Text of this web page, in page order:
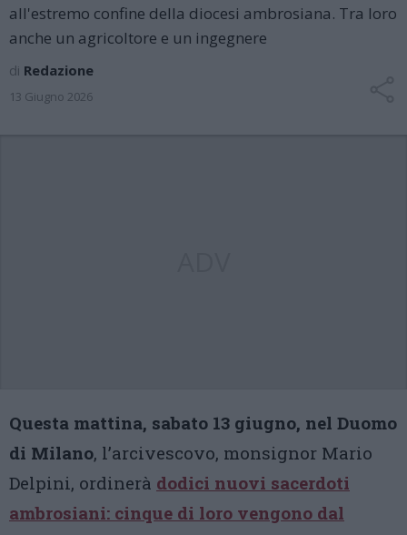
all'estremo confine della diocesi ambrosiana. Tra loro
anche un agricoltore e un ingegnere
di Redazione
13 Giugno 2026
Questa mattina, sabato 13 giugno, nel Duomo
di Milano, l’arcivescovo, monsignor Mario
Delpini, ordinerà dodici nuovi sacerdoti
ambrosiani: cinque di loro vengono dal